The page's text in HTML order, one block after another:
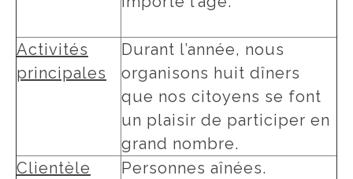
Activités
principales
Durant l’année, nous
organisons huit dîners
que nos citoyens se font
un plaisir de participer en
grand nombre.
Clientèle
Personnes aînées.